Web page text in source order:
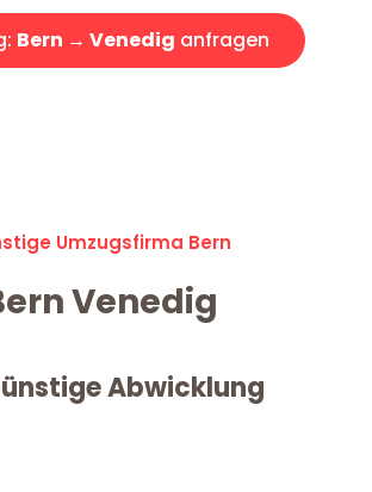
Bern → Venedig anfragen
Umzugsfirma Bern
Venedig
Abwicklung